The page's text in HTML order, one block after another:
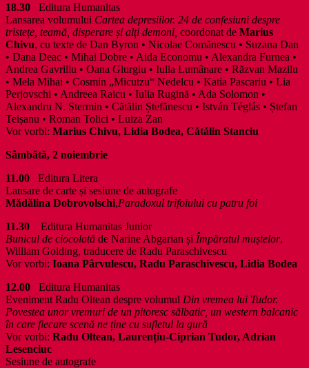
18.30 Editura Humanitas
Lansarea volumului Cartea depresiilor. 24 de confesiuni despre
tristețe, teamă, disperare și alți demoni, coordonat de Marius
Chivu, cu texte de Dan Byron • Nicolae Comănescu • Suzana Dan
• Dana Deac • Mihai Dobre • Aida Economu • Alexandra Furnea •
Andrea Gavriliu • Oana Giurgiu • Iulia Lumânare • Răzvan Mazilu
• Mela Mihai • Cosmin „Micutzu“ Nedelcu • Katia Pascariu • Lia
Perjovschi • Andreea Raicu • Iulia Rugină • Ada Solomon •
Alexandru N. Stermin • Cătălin Ștefănescu • István Téglás • Ștefan
Teișanu • Roman Tolici • Luiza Zan
Vor vorbi: Marius Chivu, Lidia Bodea, Cătălin Stanciu
Sâmbătă, 2 noiembrie
11.00 Editura Litera
Lansare de carte și sesiune de autografe
Mădălina Dobrovolschi,Paradoxul trifoiului cu patru foi
11.30 Editura Humanitas Junior
Bunicul de ciocolată de Narine Abgarian și Împăratul muștelor,
William Golding, traducere de Radu Paraschivescu
Vor vorbi: Ioana Pârvulescu, Radu Paraschivescu, Lidia Bodea
12.00 Editura Humanitas
Eveniment Radu Oltean despre volumul Din vremea lui Tudor.
Povestea unor vremuri de un pitoresc sălbatic, un western balcanic
în care fiecare scenă ne ține cu sufletul la gură
Vor vorbi: Radu Oltean, Laurențiu-Ciprian Tudor, Adrian
Lesenciuc
Sesiune de autografe